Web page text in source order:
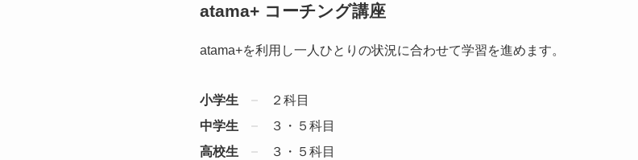
atama+ コーチング講座
atama+を利用し一人ひとりの状況に合わせて学習を進めます。
小学生
２科目
中学生
３・５科目
高校生
３・５科目